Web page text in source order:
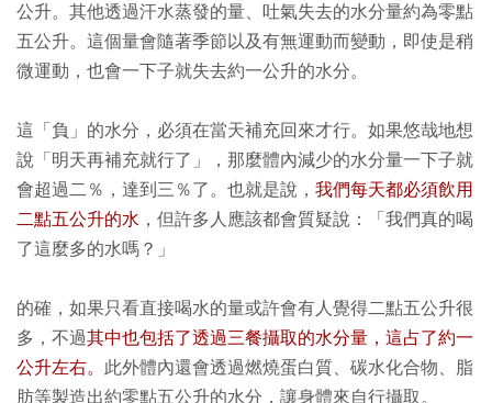
公升。其他透過汗水蒸發的量、吐氣失去的水分量約為零點
五公升。這個量會隨著季節以及有無運動而變動，即使是稍
微運動，也會一下子就失去約一公升的水分。
這「負」的水分，必須在當天補充回來才行。如果悠哉地想
說「明天再補充就行了」，那麼體內減少的水分量一下子就
會超過二％，達到三％了。也就是說， 我們每天都必須飲用
二點五公升的水 ，但許多人應該都會質疑說：「我們真的喝
了這麼多的水嗎？」
的確，如果只看直接喝水的量或許會有人覺得二點五公升很
多，不過其中也包括了透過三餐攝取的水分量，這占了約一
公升左右。 此外體內還會透過燃燒蛋白質、碳水化合物、脂
肪等製造出約零點五公升的水分，讓身體來自行攝取。